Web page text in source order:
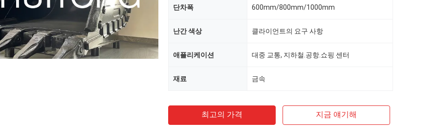
단차폭 600mm/800mm/1000mm
난간 색상 클라이언트의 요구 사항
애플리케이션 대중 교통, 지하철.공항.쇼핑 센터
재료 금속
최고의 가격 지금 얘기해